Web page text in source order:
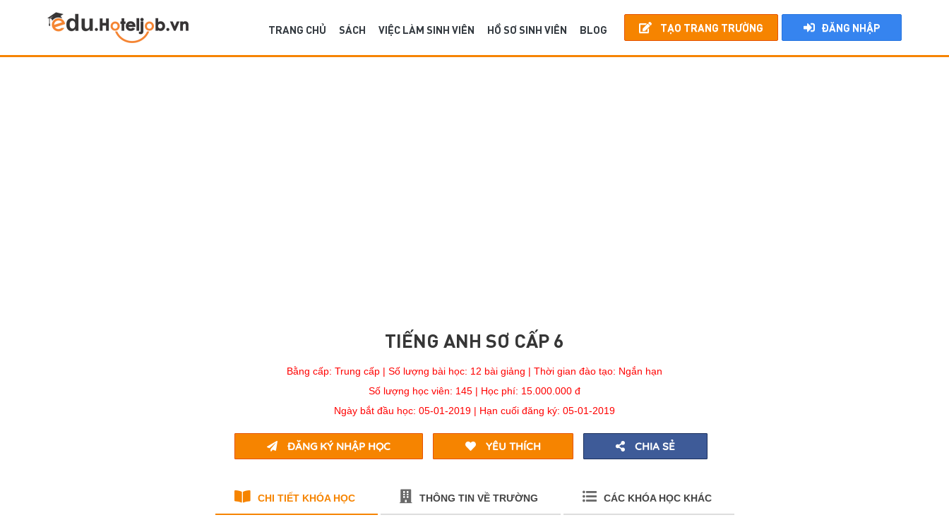
TẠO TRANG TRƯỜNG ĐĂNG NHẬP
TRANG CHỦ SÁCH VIỆC LÀM SINH VIÊN HỒ SƠ SINH VIÊN BLOG
TIẾNG ANH SƠ CẤP 6
Bằng cấp: Trung cấp | Số lượng bài học: 12 bài giảng | Thời gian đào tạo: Ngắn hạn
Số lượng học viên: 145 | Học phí: 15.000.000 đ
Ngày bắt đầu học: 05-01-2019 | Hạn cuối đăng ký: 05-01-2019
ĐĂNG KÝ NHẬP HỌC YÊU THÍCH CHIA SẺ
CHI TIẾT KHÓA HỌC THÔNG TIN VỀ TRƯỜNG CÁC KHÓA HỌC KHÁC